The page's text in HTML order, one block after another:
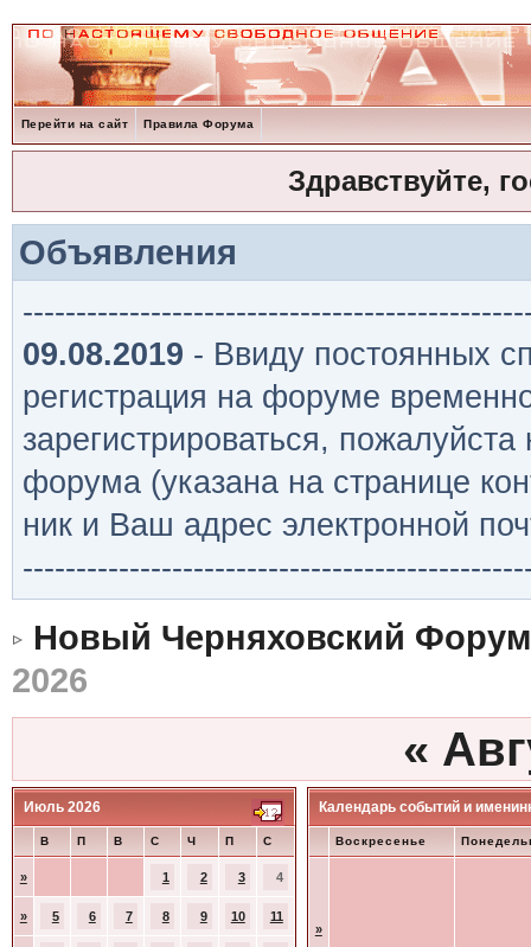
Перейти на сайт Правила Форума
Здравствуйте,
Объявления
09.08.2019 - Ввиду постоянных
регистрация на форуме
зарегистрироваться,
форума (указана на странице
ник и Ваш адрес электронной
Новый Черняховский Форум
2026
«
Июль 2026
В П В С Ч П С
» 1 2 3 4
» 5 6 7 8 9 10 11
Календарь событий и
Воскресенье
»